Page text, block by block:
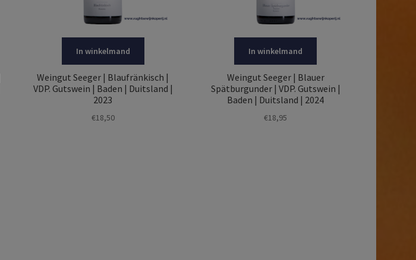
In winkelmand
Weingut Seeger | Blaufränkisch |
VDP. Gutswein | Baden | Duitsland |
2023
€18,50
In winkelmand
Weingut Seeger | Blauer
Spätburgunder | VDP. Gutswein |
Baden | Duitsland | 2024
€18,95